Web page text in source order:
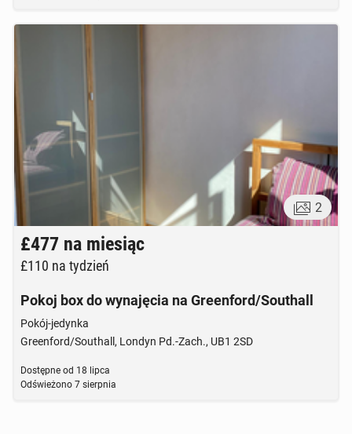
2
£477 na miesiąc
£110 na tydzień
Pokoj box do wynajęcia na Greenford/Southall
Pokój-jedynka
Greenford/Southall, Londyn Pd.-Zach., UB1 2SD
Dostępne od 18 lipca
Odświeżono 7 sierpnia